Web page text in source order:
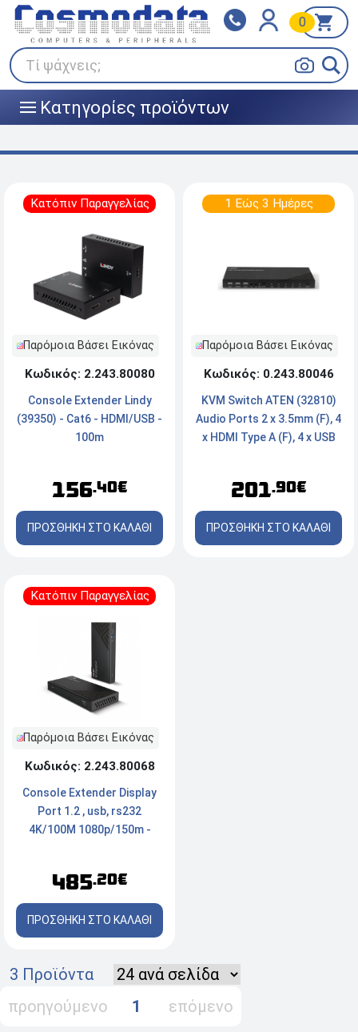
Τί ψάχνεις;
0
||| Κατηγορίες προϊόντων
Klarna
Πληρώστε σε 3
άτοκες δόσεις
BOX NOW
Κατόπιν Παραγγελίας
Παρόμοια Βάσει Εικόνας
Κωδικός: 2.243.80080
Console Extender Lindy
(39350) - Cat6 - HDMI/USB -
100m
156.40€
ΠΡΟΣΘΗΚΗ ΣΤΟ ΚΑΛΑΘΙ
1 Εώς 3 Ημέρες
Παρόμοια Βάσει Εικόνας
Κωδικός: 0.243.80046
KVM Switch ATEN (32810)
Audio Ports 2 x 3.5mm (F), 4
x HDMI Type A (F), 4 x USB
201.90€
ΠΡΟΣΘΗΚΗ ΣΤΟ ΚΑΛΑΘΙ
Κατόπιν Παραγγελίας
Παρόμοια Βάσει Εικόνας
Κωδικός: 2.243.80068
Console Extender Display
Port 1.2 , usb, rs232
4K/100M 1080p/150m -
485.20€
ΠΡΟΣΘΗΚΗ ΣΤΟ ΚΑΛΑΘΙ
3 Προϊόντα
προηγούμενο
1 επόμενο